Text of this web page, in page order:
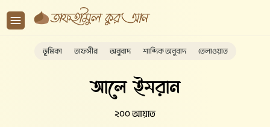
ভূমিকা তাফসীর অনুবাদ শাব্দিক অনুবাদ তেলাওয়াত
আলে ইমরান
২০০ আয়াত